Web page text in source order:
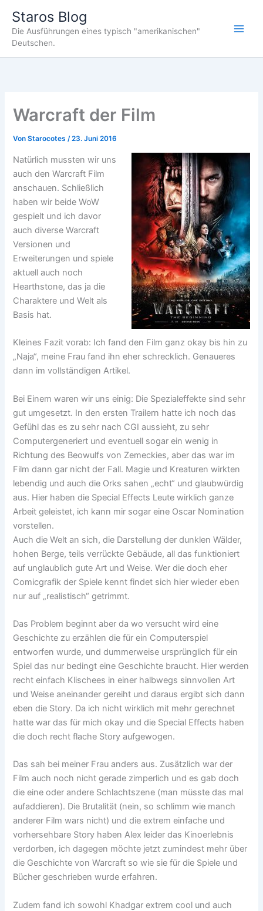
Inhalt
springen
Staros Blog
Die Ausführungen eines typisch "amerikanischen"
Deutschen.
Warcraft der Film
VonStarocotes/23. Juni 2016
Natürlich mussten wir uns
auch den Warcraft Film
anschauen. Schließlich
haben wir beide WoW
gespielt und ich davor
auch diverse Warcraft
Versionen und
Erweiterungen und spiele
aktuell auch noch
Hearthstone, das ja die
Charaktere und Welt als
Basis hat.
Kleines Fazit vorab: Ich fand den Film ganz okay bis hin zu
„Naja“, meine Frau fand ihn eher schrecklich. Genaueres
dann im vollständigen Artikel.
Bei Einem waren wir uns einig: Die Spezialeffekte sind sehr
gut umgesetzt. In den ersten Trailern hatte ich noch das
Gefühl das es zu sehr nach CGI aussieht, zu sehr
Computergeneriert und eventuell sogar ein wenig in
Richtung des Beowulfs von Zemeckies, aber das war im
Film dann gar nicht der Fall. Magie und Kreaturen wirkten
lebendig und auch die Orks sahen „echt“ und glaubwürdig
aus. Hier haben die Special Effects Leute wirklich ganze
Arbeit geleistet, ich kann mir sogar eine Oscar Nomination
vorstellen.
Auch die Welt an sich, die Darstellung der dunklen Wälder,
hohen Berge, teils verrückte Gebäude, all das funktioniert
auf unglaublich gute Art und Weise. Wer die doch eher
Comicgrafik der Spiele kennt findet sich hier wieder eben
nur auf „realistisch“ getrimmt.
Das Problem beginnt aber da wo versucht wird eine
Geschichte zu erzählen die für ein Computerspiel
entworfen wurde, und dummerweise ursprünglich für ein
Spiel das nur bedingt eine Geschichte braucht. Hier werden
recht einfach Klischees in einer halbwegs sinnvollen Art
und Weise aneinander gereiht und daraus ergibt sich dann
eben die Story. Da ich nicht wirklich mit mehr gerechnet
hatte war das für mich okay und die Special Effects haben
die doch recht flache Story aufgewogen.
Das sah bei meiner Frau anders aus. Zusätzlich war der
Film auch noch nicht gerade zimperlich und es gab doch
die eine oder andere Schlachtszene (man müsste das mal
aufaddieren). Die Brutalität (nein, so schlimm wie manch
anderer Film wars nicht) und die extrem einfache und
vorhersehbare Story haben Alex leider das Kinoerlebnis
verdorben, ich dagegen möchte jetzt zumindest mehr über
die Geschichte von Warcraft so wie sie für die Spiele und
Bücher geschrieben wurde erfahren.
Zudem fand ich sowohl Khadgar extrem cool und auch